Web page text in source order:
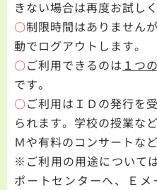
きない場合は再度お試しく
〇制限時間はありません
動でログアウトします。
〇ご利用できるのは １つ
です。
〇ご利用はＩＤの発行を
られます。学校の授業な
Ｍや有料のコンサートな
※ご利用の用途について
ポートセンターへ、Ｅ